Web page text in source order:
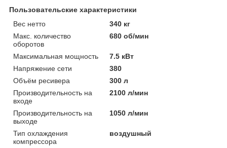
Пользовательские характеристики
Вес нетто
340 кг
Макс. количество
оборотов
680 об/мин
Максимальная мощность
7.5 кВт
Напряжение сети
380
Объём ресивера
300 л
Производительность на
входе
2100 л/мин
Производительность на
выходе
1050 л/мин
Тип охлаждения
компрессора
воздушный